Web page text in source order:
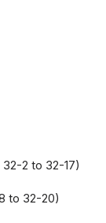
2 to 32-17)
to 32-20)